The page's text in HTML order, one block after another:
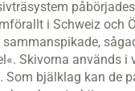
i Schweiz och
Skivorna används i
Som bjälklag kan de